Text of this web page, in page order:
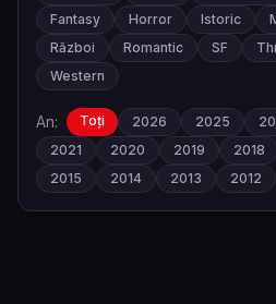
Fantasy
Horror Istoric
Război
Romantic SF
Western
An: Toți 2026 2025
2021
2020 2019 2018
2015
2014 2013 2012